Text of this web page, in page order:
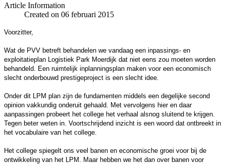
Article Information
Created on 06 februari 2015
Voorzitter,
Wat de PVV betreft behandelen we vandaag een inpassings- en
exploitatieplan Logistiek Park Moerdijk dat niet eens zou moeten worden
behandeld.
Een ruimtelijk inplanningsplan maken voor een economisch
slecht onderbouwd prestigeproject is een slecht idee.
Onder dit LPM plan zijn de fundamenten middels een degelijke second
opinion vakkundig onderuit gehaald. Met vervolgens hier en daar
aanpassingen probeert het college het verhaal alsnog sluitend te krijgen.
Tegen beter weten in. Voortschrijdend inzicht is een woord dat ontbreekt in
het vocabulaire van het college.
Het college spiegelt ons veel banen en economische groei voor bij de
ontwikkeling van het LPM. Maar hebben we het dan over banen voor